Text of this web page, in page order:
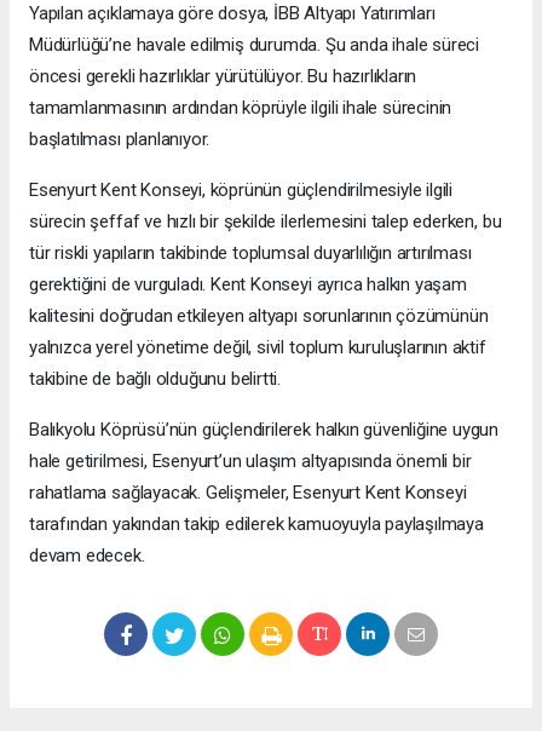
Yapılan açıklamaya göre dosya, İBB Altyapı Yatırımları
Müdürlüğü’ne havale edilmiş durumda. Şu anda ihale süreci
öncesi gerekli hazırlıklar yürütülüyor. Bu hazırlıkların
tamamlanmasının ardından köprüyle ilgili ihale sürecinin
başlatılması planlanıyor.
Esenyurt Kent Konseyi, köprünün güçlendirilmesiyle ilgili
sürecin şeffaf ve hızlı bir şekilde ilerlemesini talep ederken, bu
tür riskli yapıların takibinde toplumsal duyarlılığın artırılması
gerektiğini de vurguladı. Kent Konseyi ayrıca halkın yaşam
kalitesini doğrudan etkileyen altyapı sorunlarının çözümünün
yalnızca yerel yönetime değil, sivil toplum kuruluşlarının aktif
takibine de bağlı olduğunu belirtti.
Balıkyolu Köprüsü’nün güçlendirilerek halkın güvenliğine uygun
hale getirilmesi, Esenyurt’un ulaşım altyapısında önemli bir
rahatlama sağlayacak. Gelişmeler, Esenyurt Kent Konseyi
tarafından yakından takip edilerek kamuoyuyla paylaşılmaya
devam edecek.